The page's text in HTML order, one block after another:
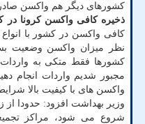
کشورهای دیگر هم واکسن صادر
ذخیره کافی واکسن کرونا در
کافی واکسن در کشور با
نظر میزان واکسن وضعیت
کشورها فقط متکی به
مجبور شدیم واردات انجام
واکسن های با کیفیت بالا
وزیر بهداشت افزود: حدودا
شروع می شود، مراکز